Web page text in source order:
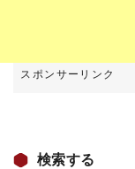
検索する